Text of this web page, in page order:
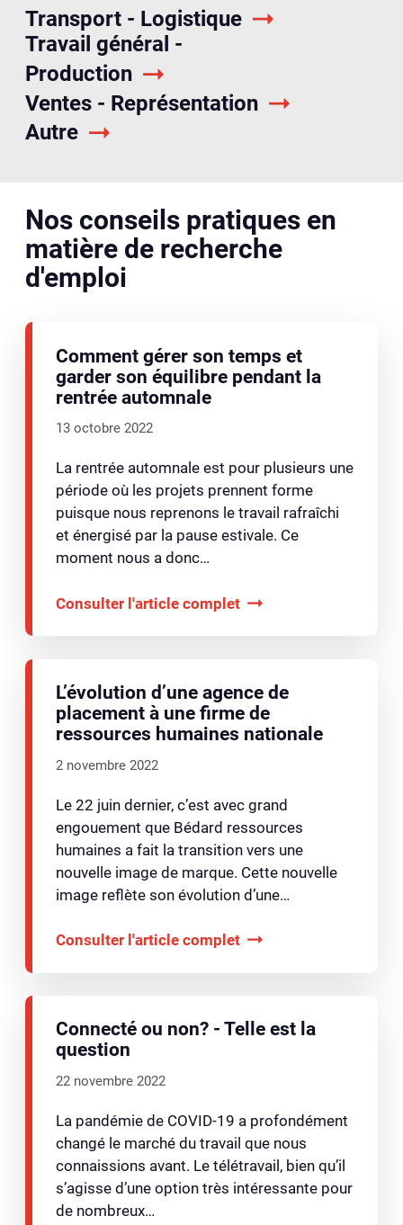
Autre
Transport - Logistique
Travail général -
Production
Ventes - Représentation
Nos conseils pratiques en
matière de recherche
d'emploi
Comment gérer son temps et
garder son équilibre pendant la
rentrée automnale
13 octobre 2022
La rentrée automnale est pour plusieurs une
période où les projets prennent forme
puisque nous reprenons le travail rafraîchi
et énergisé par la pause estivale. Ce
moment nous a donc…
Consulter l'article complet
L’évolution d’une agence de
placement à une firme de
ressources humaines nationale
2 novembre 2022
Le 22 juin dernier, c’est avec grand
engouement que Bédard ressources
humaines a fait la transition vers une
nouvelle image de marque. Cette nouvelle
image reflète son évolution d’une…
Consulter l'article complet
Connecté ou non? - Telle est la
question
22 novembre 2022
La pandémie de COVID-19 a profondément
changé le marché du travail que nous
connaissions avant. Le télétravail, bien qu’il
s’agisse d’une option très intéressante pour
de nombreux…